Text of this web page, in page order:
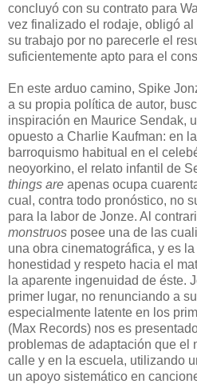
concluyó con su contrato para
vez finalizado el rodaje, obligó
su trabajo por no parecerle el
suficientemente apto para el
En este arduo camino, Spike
a su propia política de autor,
inspiración en Maurice Sendak,
opuesto a Charlie Kaufman: en
barroquismo habitual en el
neoyorkino, el relato infantil de
things are apenas ocupa
cual, contra todo pronóstico, no
para la labor de Jonze. Al
monstruos posee una de las
una obra cinematográfica, y es
honestidad y respeto hacia el
la aparente ingenuidad de éste.
primer lugar, no renunciando a
especialmente latente en los
(Max Records) nos es
problemas de adaptación que el
calle y en la escuela, utilizando
un apoyo sistemático en